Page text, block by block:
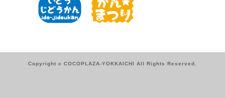
Copyright c COCOPLAZA-YOKKAICHI All Rights Reserved.